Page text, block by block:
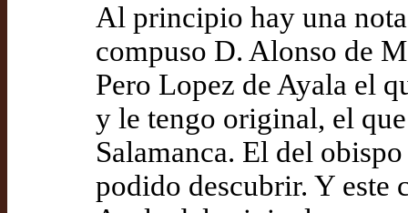
Al principio hay una
compuso D. Alonso de
Pero Lopez de Ayala el
y le tengo original, el
Salamanca. El del
podido descubrir. Y este